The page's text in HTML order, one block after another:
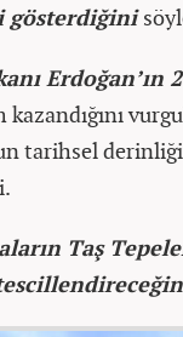
gösterdiğini
Erdoğan’ın
tarihsel
Taş